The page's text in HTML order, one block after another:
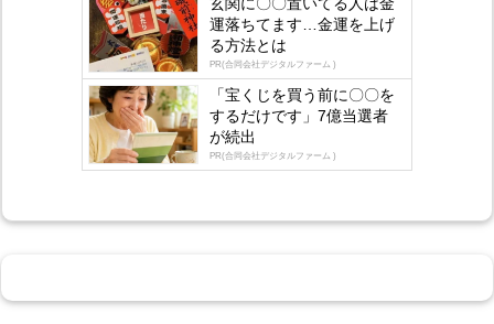
玄関に〇〇置いてる人は金
運落ちてます…金運を上げ
る方法とは
PR(合同会社デジタルファーム )
「宝くじを買う前に〇〇を
するだけです」7億当選者
が続出
PR(合同会社デジタルファーム )